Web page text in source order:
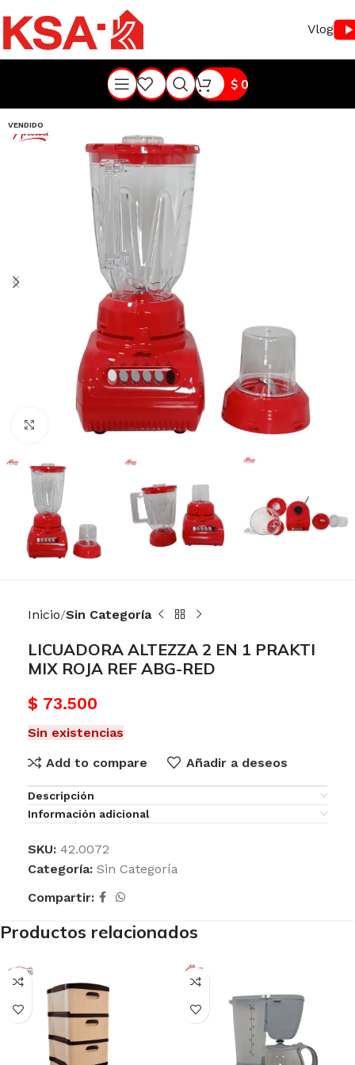
Vlog
$0
VENDIDO
Haga Click para agrandar
Inicio Sin Categoría
LICUADORA ALTEZZA 2 EN 1 PRAKTI
MIX ROJA REF ABG-RED
$ 73.500
Sin existencias
Add to compare
Añadir a deseos
Descripción
Información adicional
SKU: 42.0072
Categoría: Sin Categoría
Compartir:
Productos relacionados